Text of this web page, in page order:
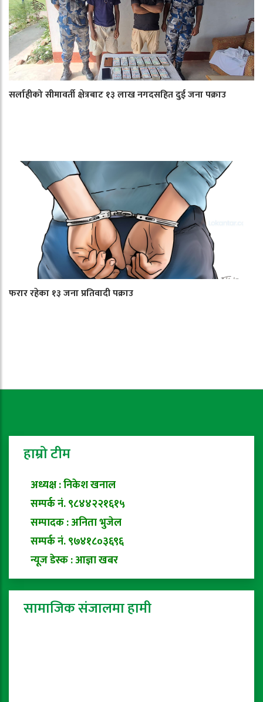
सर्लाहीको सीमावर्ती क्षेत्रबाट १३ लाख नगदसहित दुई जना पक्राउ
फरार रहेका १३ जना प्रतिवादी पक्राउ
हाम्रो टीम
अध्यक्ष : निकेश खनाल
सम्पर्क नं. ९८४४२२१६१५
सम्पादक : अनिता भुजेल
सम्पर्क नं. ९७४१८०३६९६
न्यूज डेस्क : आज्ञा खबर
सामाजिक संजालमा हामी